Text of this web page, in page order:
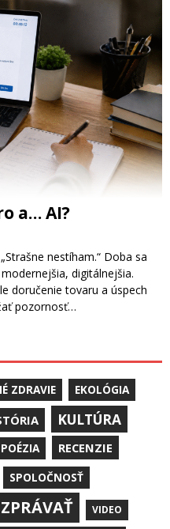
a… AI?
nestíham.“ Doba sa
digitálnejšia.
doručenie tovaru a úspech
pozornosť…
ZDRAVIE EKOLÓGIA
KULTÚRA
POÉZIA RECENZIE
SPOLOČNOSŤ
VIDEO